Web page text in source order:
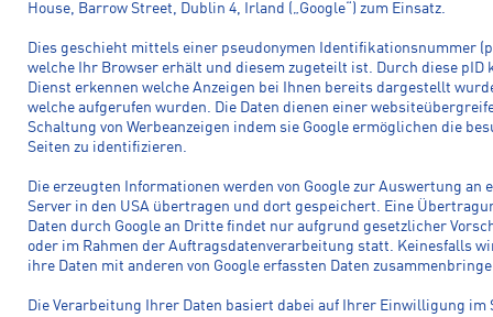
House, Barrow Street, Dublin 4, Irland („Google“) zum Einsatz.
Dies geschieht mittels einer pseudonymen Identifikationsnummer
welche Ihr Browser erhält und diesem zugeteilt ist. Durch diese pID
Dienst erkennen welche Anzeigen bei Ihnen bereits dargestellt
welche aufgerufen wurden. Die Daten dienen einer
Schaltung von Werbeanzeigen indem sie Google ermöglichen die
Seiten zu identifizieren.
Die erzeugten Informationen werden von Google zur Auswertung an
Server in den USA übertragen und dort gespeichert. Eine
Daten durch Google an Dritte findet nur aufgrund gesetzlicher
oder im Rahmen der Auftragsdatenverarbeitung statt. Keinesfalls
ihre Daten mit anderen von Google erfassten Daten
Die Verarbeitung Ihrer Daten basiert dabei auf Ihrer Einwilligung im